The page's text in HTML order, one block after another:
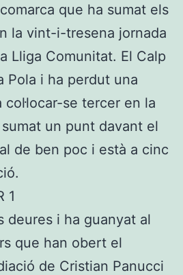
que ha sumat els
la vint-i-tresena jornada
Lliga Comunitat. El Calp
Pola i ha perdut una
se tercer en la
un punt davant el
de ben poc i està a cinc
1
deures i ha guanyat al
que han obert el
de Cristian Panucci